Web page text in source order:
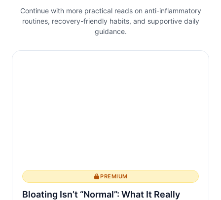
Anchilosante
L'infiammazione è una risposta
immunitaria naturale a lesioni o infezioni,
Continue with more practical reads on anti-inflammatory
routines, recovery-friendly habits, and supportive daily
guidance.
PREMIUM
Bloating Isn’t “Normal”: What It Really